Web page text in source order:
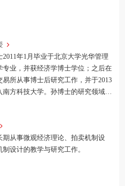
2011年1月毕业于北京大学光华管理
专业，并获经济学博士学位；之后在
易所从事博士后研究工作，并于2013
南方科技大学。孙博士的研究领域主
济学、金融时间序列分析、宏观经济
学。
期从事微观经济理论、拍卖机制设
制设计的教学与研究工作。